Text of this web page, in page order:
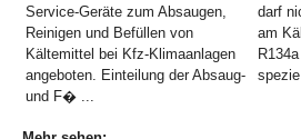
Service-Geräte zum Absaugen,
Reinigen und Befüllen von
Kältemittel bei Kfz-Klimaanlagen
angeboten. Einteilung der Absaug-
und F� ...
darf
am